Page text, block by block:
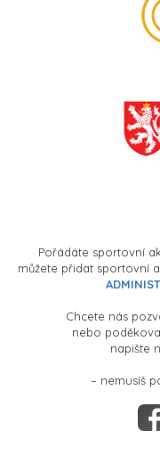
Pořádáte sportovní
můžete přidat sportovní
Chcete nás
nebo
napište
– nemusíš